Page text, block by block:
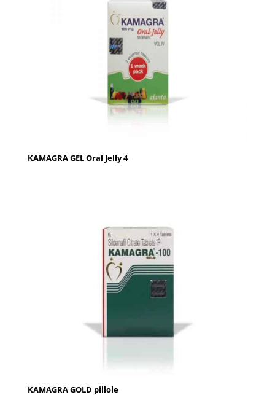
KAMAGRA GEL Oral Jelly 4
KAMAGRA GOLD pillole